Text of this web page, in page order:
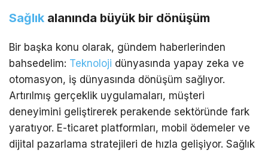
Sağlık alanında büyük bir dönüşüm
Bir başka konu olarak, gündem haberlerinden
bahsedelim: Teknoloji dünyasında yapay zeka ve
otomasyon, iş dünyasında dönüşüm sağlıyor.
Artırılmış gerçeklik uygulamaları, müşteri
deneyimini geliştirerek perakende sektöründe fark
yaratıyor. E-ticaret platformları, mobil ödemeler ve
dijital pazarlama stratejileri de hızla gelişiyor. Sağlık